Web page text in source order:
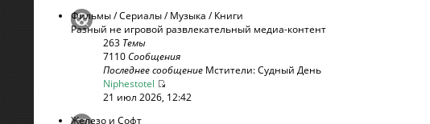
Фильмы / Сериалы / Музыка / Книги
Разный не игровой развлекательный медиа-контент
263 Темы
7110Сообщения
Последнее сообщение Мстители: Судный День
Niphestotel
21 июл 2026, 12:42
Железо и Софт